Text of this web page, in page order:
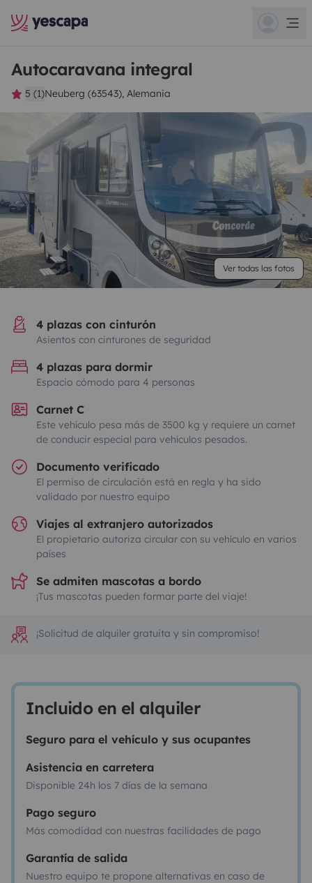
Autocaravana integral
5 (1)Neuberg (63543), Alemania
Ver todas las fotos
4 plazas con cinturón
Asientos con cinturones de seguridad
4 plazas para dormir
Espacio cómodo para 4 personas
Carnet C
Este vehículo pesa más de 3500 kg y requiere un carnet
de conducir especial para vehículos pesados.
Documento verificado
El permiso de circulación está en regla y ha sido
validado por nuestro equipo
Viajes al extranjero autorizados
El propietario autoriza circular con su vehículo en varios
países
Se admiten mascotas a bordo
¡Tus mascotas pueden formar parte del viaje!
¡Solicitud de alquiler gratuita y sin compromiso!
Incluido en el alquiler
Seguro para el vehículo y sus ocupantes
Asistencia en carretera
Disponible 24h los 7 días de la semana
Pago seguro
Más comodidad con nuestras facilidades de pago
Garantía de salida
Nuestro equipo te propone alternativas en caso de